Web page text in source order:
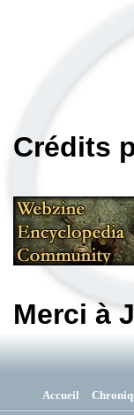
Crédits
Merci à
Accueil